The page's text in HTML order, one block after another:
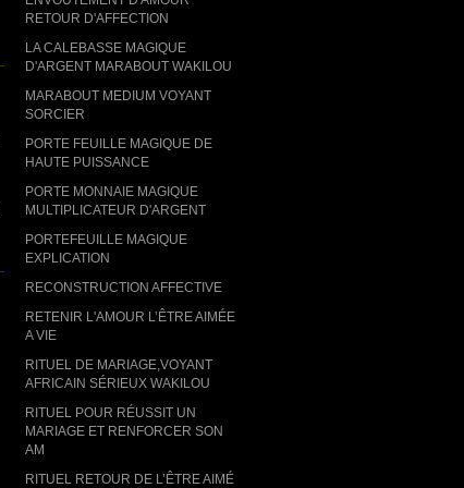
RETOUR D'AFFECTION
LA CALEBASSE MAGIQUE
D'ARGENT MARABOUT WAKILOU
MARABOUT MEDIUM VOYANT
SORCIER
PORTE FEUILLE MAGIQUE DE
HAUTE PUISSANCE
PORTE MONNAIE MAGIQUE
MULTIPLICATEUR D'ARGENT
PORTEFEUILLE MAGIQUE
EXPLICATION
RECONSTRUCTION AFFECTIVE
RETENIR L'AMOUR L’ÊTRE AIMÉE
A VIE
RITUEL DE MARIAGE,VOYANT
AFRICAIN SÉRIEUX WAKILOU
RITUEL POUR RÉUSSIT UN
MARIAGE ET RENFORCER SON
AM
RITUEL RETOUR DE L’ÊTRE AIMÉ